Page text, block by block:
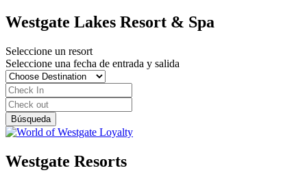
Westgate Lakes Resort & Spa
Seleccione un resort
Seleccione una fecha de entrada y salida
Westgate Resorts